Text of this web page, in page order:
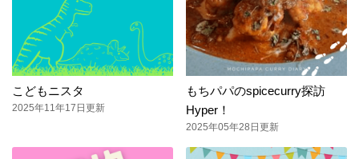
こどもニスタ
2025年11年17日更新
もちパパのspicecurry探訪
Hyper！
2025年05年28日更新